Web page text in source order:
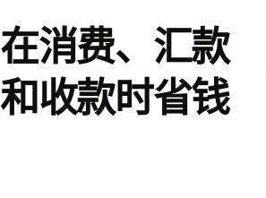
在消费、汇款
和收款时省钱